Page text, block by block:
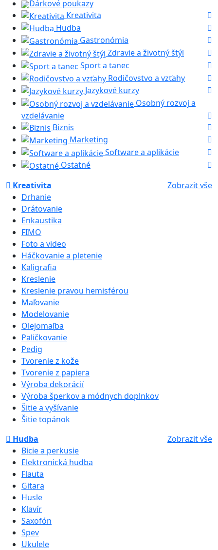
Dárkové poukazy
Kreativita
Hudba
Gastronómia
Zdravie a životný štýl
Sport a tanec
Rodičovstvo a vzťahy
Jazykové kurzy
Osobný rozvoj a
vzdelávanie
Biznis
Marketing
Software a aplikácie
Ostatné
Kreativita
Zobrazit vše
Drhanie
Drátovanie
Enkaustika
FIMO
Foto a video
Háčkovanie a pletenie
Kaligrafia
Kreslenie
Kreslenie pravou hemisférou
Maľovanie
Modelovanie
Olejomaľba
Paličkovanie
Pedig
Tvorenie z kože
Tvorenie z papiera
Výroba dekorácií
Výroba šperkov a módnych doplnkov
Šitie a vyšívanie
Šitie topánok
Hudba
Zobrazit vše
Bicie a perkusie
Elektronická hudba
Flauta
Gitara
Husle
Klavír
Saxofón
Spev
Ukulele